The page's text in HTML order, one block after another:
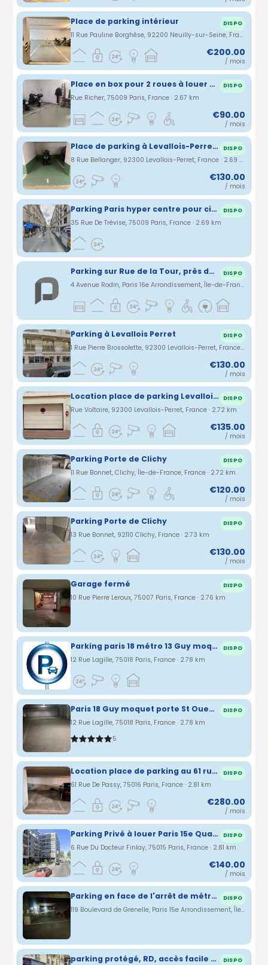
Place de parking intérieur DISPO
11 Rue Pauline Borghèse, 92200 Neuilly-sur-Seine, France · 2.64 km
€200.00
/ mois
Place en box pour 2 roues à louer dans Paris 9 DISPO
Rue Richer, 75009 Paris, France · 2.67 km
€90.00
/ mois
Place de parking à Levallois-Perret 92300 DISPO
8 Rue Bellanger, 92300 Levallois-Perret, France · 2.69 km
€130.00
/ mois
Parking Paris hyper centre pour citadine uniquement DISPO
35 Rue De Trévise, 75009 Paris, France · 2.69 km
Parking sur Rue de la Tour, près de l'avenue Georges Mendel. DISPO
4 Avenue Rodin, Paris 16e Arrondissement, Île-de-France, France · 2.7 km
Parking à Levallois Perret DISPO
1 Rue Pierre Brossolette, 92300 Levallois-Perret, France · 2.71 km
€130.00
/ mois
Location place de parking Levallois-Perret - quartier anatole france DISPO
Rue Voltaire, 92300 Levallois-Perret, France · 2.72 km
€135.00
/ mois
Parking Porte de Clichy DISPO
11 Rue Bonnet, Clichy, Île-de-France, France · 2.72 km
€120.00
/ mois
Parking Porte de Clichy DISPO
13 Rue Bonnet, 92110 Clichy, France · 2.73 km
€130.00
/ mois
Garage fermé DISPO
10 Rue Pierre Leroux, 75007 Paris, France · 2.76 km
Parking paris 18 métro 13 Guy moquet tram porte de St ouen DISPO
12 Rue Lagille, 75018 Paris, France · 2.78 km
Paris 18 Guy moquet porte St Ouen ligne 13 tram DISPO
12 Rue Lagille, 75018 Paris, France · 2.78 km
5
Location place de parking au 61 rue de Passy -75016 Paris DISPO
61 Rue De Passy, 75016 Paris, France · 2.81 km
€280.00
/ mois
Parking Privé à louer Paris 15e Quartier Bir Hakeim DISPO
6 Rue Du Docteur Finlay, 75015 Paris, France · 2.81 km
€140.00
/ mois
Parking en face de l'arrêt de métro La Motte Piquet Grenelle. DISPO
119 Boulevard de Grenelle, Paris 15e Arrondissement, Île-de-France, France · 2.82 km
parking protégé, RD, accès facile grande hauteur location au mois DISPO